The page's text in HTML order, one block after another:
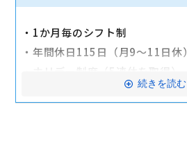
■最新デバイス購入支援制度
■ホリデー制度：長期休暇取得可
■住宅購入支援制度
■事業部交流飲み会制度
■保養施設あり（ハワイ・沖縄）
・1か月毎のシフト制
・年間休日115日（月9～11日休）
・ホリデー制度（5連休を取得）
・産前・産後休暇育児休暇続きを読む